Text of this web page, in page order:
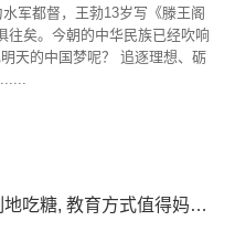
军都督，王勃13岁写《滕王阁
往矣。今朝的中华民族已经吹响
天的中国梦呢？ 追逐理想、砺
这位家长分享如何让孩子有节制地吃糖, 教育方式值得妈妈们反思